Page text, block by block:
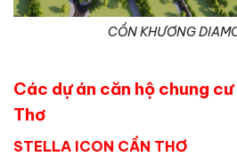
CỒN KHƯƠNG
Các dự án căn hộ chung
Thơ
STELLA ICON CẦN THƠ